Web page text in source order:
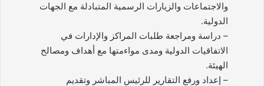
والاجتماعات والزيارات الرسمية المتبادلة مع الجهات
الدولية.
– دراسة ومراجعة طلبات المراكز والإدارات في
الاتفاقيات الدولية ومدى مواءمتها مع أهداف ومصالح
الهيئة.
– إعداد ورفع التقارير للرئيس المباشر وتقديم